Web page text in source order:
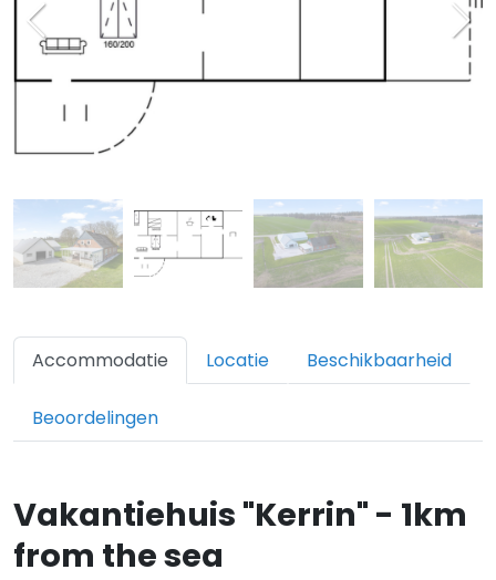
Accommodatie Locatie Beschikbaarheid
Beoordelingen
Vakantiehuis "Kerrin" - 1km
from the sea